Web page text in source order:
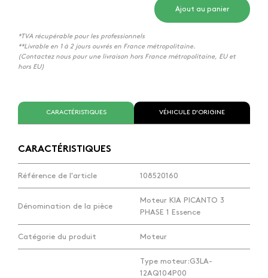
Ajout au panier
*TVA récupérable pour les professionnels
**Livrable en 1 à 2 jours ouvrés en France métropolitaine.
(Contactez nous pour une livraison hors France métropolitaine, EU et
hors EU)
CARACTÉRISTIQUES VÉHICULE D'ORIGINE
CARACTÉRISTIQUES
Référence de l'article 108520160
Dénomination de la pièce
Moteur KIA PICANTO 3
PHASE 1 Essence
Catégorie du produit Moteur
Type moteur:G3LA-
12AQ104P00